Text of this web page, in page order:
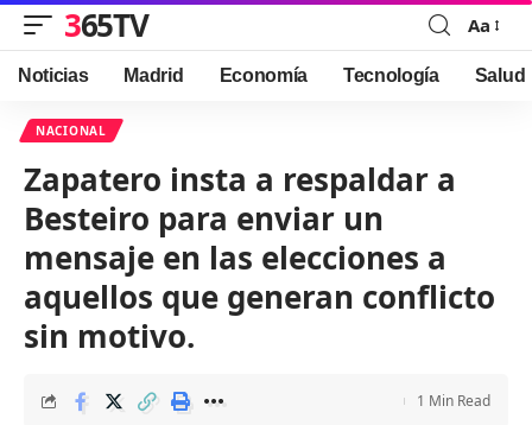
365TV
Font
Resizer
Aa
Noticias Madrid Economía Tecnología Salud
NACIONAL
Zapatero insta a respaldar a
Besteiro para enviar un
mensaje en las elecciones a
aquellos que generan conflicto
sin motivo.
1 Min Read